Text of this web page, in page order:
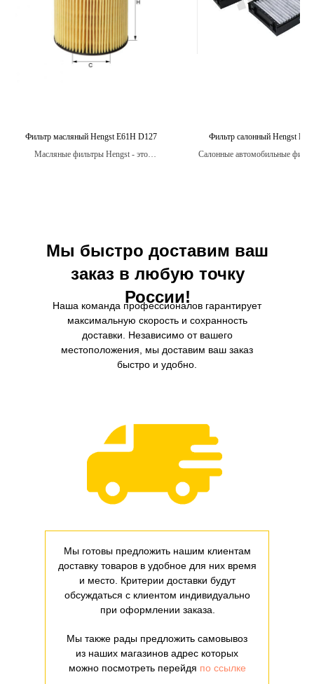
Фильтр масляный Hengst E61H D127
Масляные фильтры Hengst - это
Фильтр салонный Hengst
Салонные автомобильные
Мы быстро доставим ваш
заказ в любую точку
России!
Мы готовы предложить нашим клиентам
доставку товаров в удобное для них время
и место. Критерии доставки будут
обсуждаться с клиентом индивидуально
при оформлении заказа.
Мы также рады предложить самовывоз
из наших магазинов адрес которых
можно посмотреть перейдя по ссылке
Наша команда профессионалов гарантирует
максимальную скорость и сохранность
доставки. Независимо от вашего
местоположения, мы доставим ваш заказ
быстро и удобно.